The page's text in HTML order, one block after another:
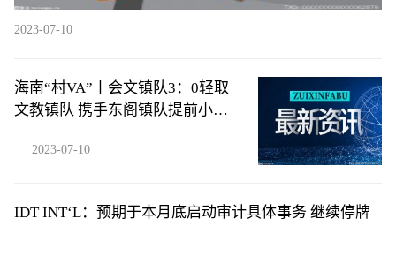
2023-07-10
海南“村VA”丨会文镇队3：0轻取
文教镇队 携手东阁镇队提前小组
2023-07-10
IDT INT‘L：预期于本月底启动审计具体事务 继续停牌